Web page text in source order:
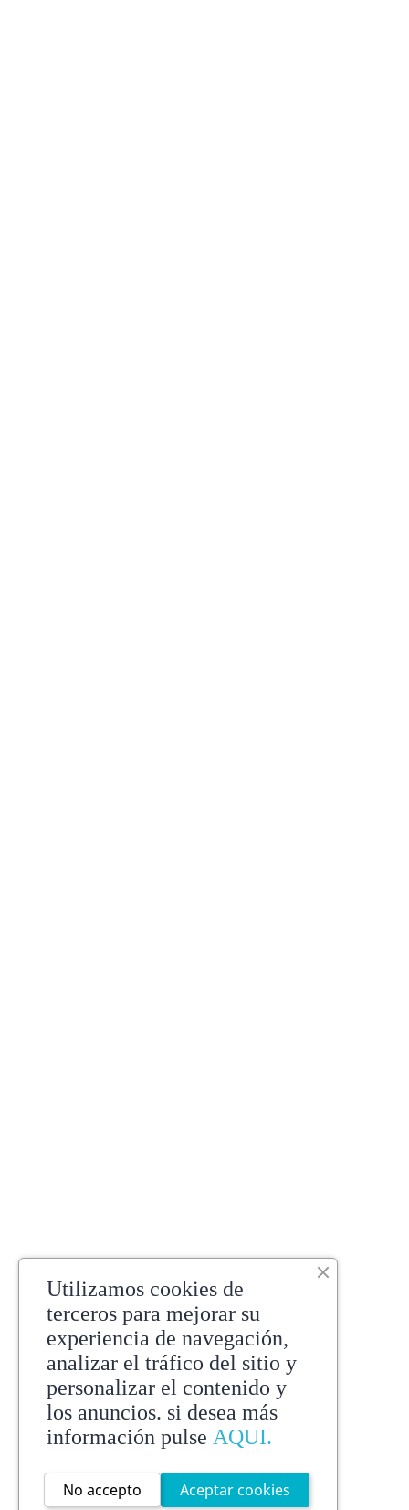
Utilizamos cookies de
terceros para mejorar su
experiencia de navegación,
analizar el tráfico del sitio y
personalizar el contenido y
los anuncios. si desea más
información pulse AQUI.
Aceptar cookies
No accepto